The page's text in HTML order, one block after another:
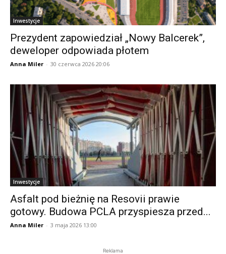
Inwestycje
Prezydent zapowiedział „Nowy Balcerek”,
deweloper odpowiada płotem
Anna Miler - 30 czerwca 2026 20:06
Inwestycje
Asfalt pod bieżnię na Resovii prawie
gotowy. Budowa PCLA przyspiesza przed...
Anna Miler - 3 maja 2026 13:00
Reklama